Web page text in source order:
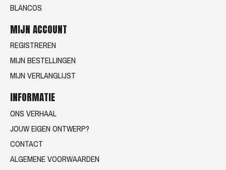
BLANCOS
MIJN ACCOUNT
REGISTREREN
MIJN BESTELLINGEN
MIJN VERLANGLIJST
INFORMATIE
ONS VERHAAL
JOUW EIGEN ONTWERP?
CONTACT
ALGEMENE VOORWAARDEN